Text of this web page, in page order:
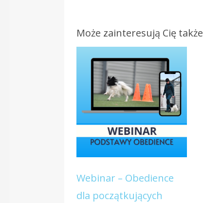
Może zainteresują Cię także
Webinar – Obedience
dla początkujących